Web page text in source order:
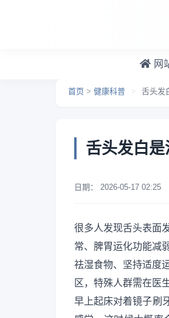
网
首页 > 健康科普 > 舌头发
舌头发白
日期： 2026-05-17 02:25
很多人发现舌头表面
常、脾胃运化功能减
祛湿食物、坚持适度
区，特殊人群需在医
早上起床对着镜子刷